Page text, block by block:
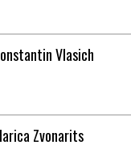
Vlasich
Zvonarits